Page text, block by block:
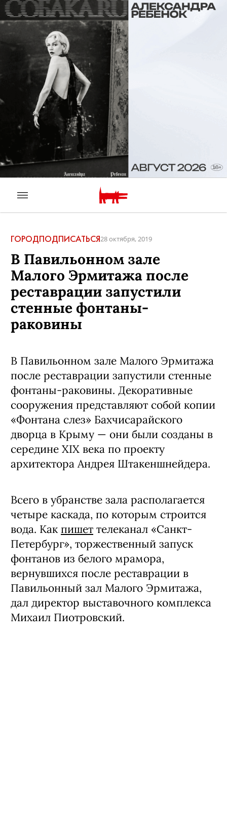
ГОРОДПОДПИСАТЬСЯ28 октября, 2019
В Павильонном зале
Малого Эрмитажа после
реставрации запустили
стенные фонтаны-
раковины
В Павильонном зале Малого Эрмитажа
после реставрации запустили стенные
фонтаны-раковины. Декоративные
сооружения представляют собой копии
«Фонтана слез» Бахчисарайского
дворца в Крыму — они были созданы в
середине XIX века по проекту
архитектора Андрея Штакеншнейдера.
Всего в убранстве зала располагается
четыре каскада, по которым строится
вода. Как пишет телеканал «Санкт-
Петербург», торжественный запуск
фонтанов из белого мрамора,
вернувшихся после реставрации в
Павильонный зал Малого Эрмитажа,
дал директор выставочного комплекса
Михаил Пиотровский.